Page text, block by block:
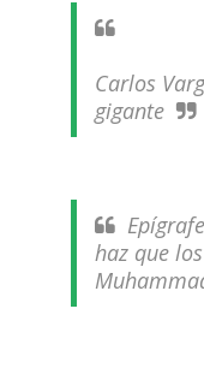
Carlos
gigante
haz que